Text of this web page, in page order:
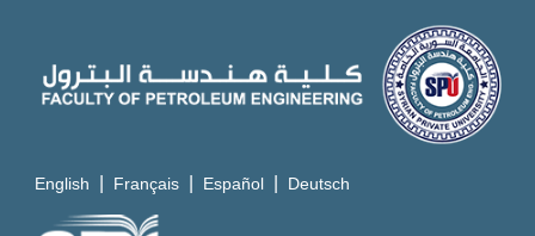
English | Français | Español | Deutsch